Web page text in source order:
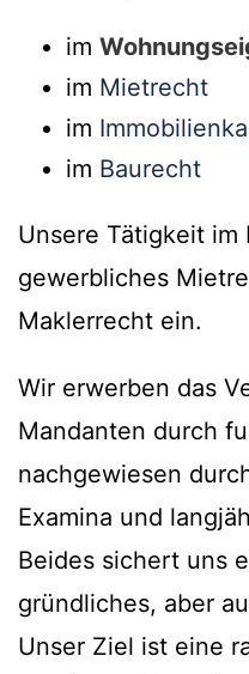
im
im Mietrecht
im
im Baurecht
Unsere Tätigkeit
gewerbliches
Maklerrecht ein.
Wir erwerben das
Mandanten durch
nachgewiesen
Examina und
Beides sichert uns
gründliches, aber
Unser Ziel ist eine